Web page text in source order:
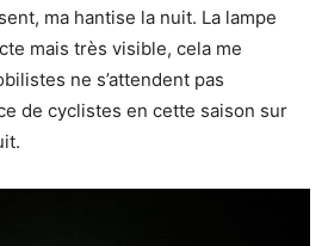
ma hantise la nuit. La lampe
mais très visible, cela me
ne s’attendent pas
de cyclistes en cette saison sur